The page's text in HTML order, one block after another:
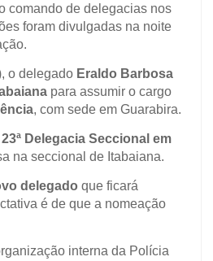
comando de delegacias nos
foram divulgadas na noite
o delegado Eraldo Barbosa
para assumir o cargo
, com sede em Guarabira.
23ª Delegacia Seccional em
na seccional de Itabaiana.
delegado que ficará
é de que a nomeação
interna da Polícia